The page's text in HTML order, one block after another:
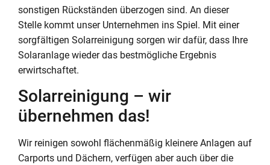
sonstigen Rückständen überzogen sind. An dieser
Stelle kommt unser Unternehmen ins Spiel. Mit einer
sorgfältigen Solarreinigung sorgen wir dafür, dass Ihre
Solaranlage wieder das bestmögliche Ergebnis
erwirtschaftet.
Solarreinigung – wir
übernehmen das!
Wir reinigen sowohl flächenmäßig kleinere Anlagen auf
Carports und Dächern, verfügen aber auch über die